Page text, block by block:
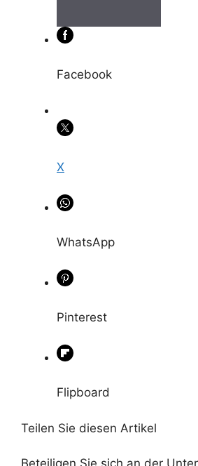
Facebook
X
WhatsApp
Pinterest
Flipboard
Teilen Sie diesen Artikel